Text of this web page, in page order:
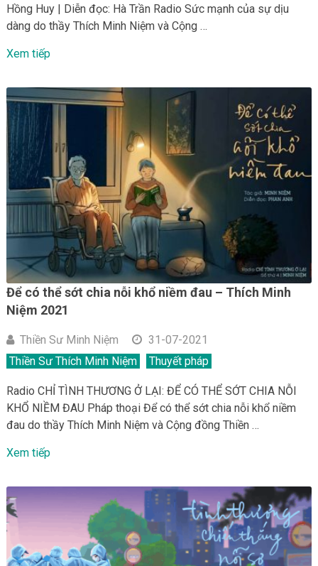
Hồng Huy | Diễn đọc: Hà Trần Radio Sức mạnh của sự dịu
dàng do thầy Thích Minh Niệm và Cộng …
Xem tiếp
Để có thể sớt chia nỗi khổ niềm đau – Thích Minh
Niệm 2021
Thiền Sư Minh Niệm
31-07-2021
Thiền Sư Thích Minh Niệm
Thuyết pháp
Radio CHỈ TÌNH THƯƠNG Ở LẠI: ĐỂ CÓ THỂ SỚT CHIA NỖI
KHỔ NIỀM ĐAU Pháp thoại Để có thể sớt chia nỗi khổ niềm
đau do thầy Thích Minh Niệm và Cộng đồng Thiền …
Xem tiếp